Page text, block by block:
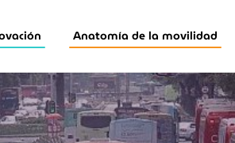
Anatomía de la movilidad